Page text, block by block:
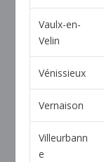
Vaulx-en-
Velin
Vénissieux
Vernaison
Villeurbann
e